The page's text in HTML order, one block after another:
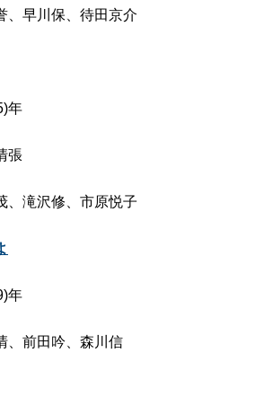
、早川保、待田京介
年
張
、滝沢修、市原悦子
年
、前田吟、森川信